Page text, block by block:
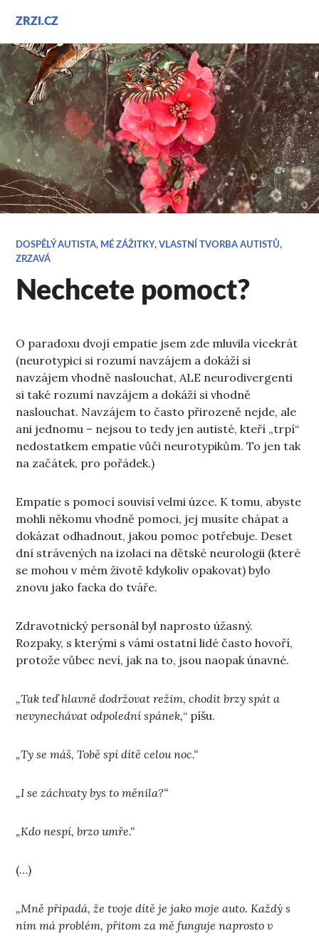
obsahu
webu
ZRZI.CZ
DOSPĚLÝ AUTISTA, MÉ ZÁŽITKY,VLASTNÍ TVORBA AUTISTŮ,
ZRZAVÁ
Nechcete pomoct?
O paradoxu dvojí empatie jsem zde mluvila vícekrát
(neurotypici si rozumí navzájem a dokáží si
navzájem vhodně naslouchat, ALE neurodivergenti
si také rozumí navzájem a dokáží si vhodně
naslouchat. Navzájem to často přirozeně nejde, ale
ani jednomu – nejsou to tedy jen autisté, kteří „trpí“
nedostatkem empatie vůči neurotypikům. To jen tak
na začátek, pro pořádek.)
Empatie s pomocí souvisí velmi úzce. K tomu, abyste
mohli někomu vhodně pomoci, jej musíte chápat a
dokázat odhadnout, jakou pomoc potřebuje. Deset
dní strávených na izolaci na dětské neurologii (které
se mohou v mém životě kdykoliv opakovat) bylo
znovu jako facka do tváře.
Zdravotnický personál byl naprosto úžasný.
Rozpaky, s kterými s vámi ostatní lidé často hovoří,
protože vůbec neví, jak na to, jsou naopak únavné.
„Tak teď hlavně dodržovat režim, chodit brzy spát a
nevynechávat odpolední spánek,“ píšu.
„Ty se máš, Tobě spí dítě celou noc.“
„I se záchvaty bys to měnila?“
„Kdo nespí, brzo umře.“
(…)
„Mně připadá, že tvoje dítě je jako moje auto. Každý s
ním má problém, přitom za mě funguje naprosto v